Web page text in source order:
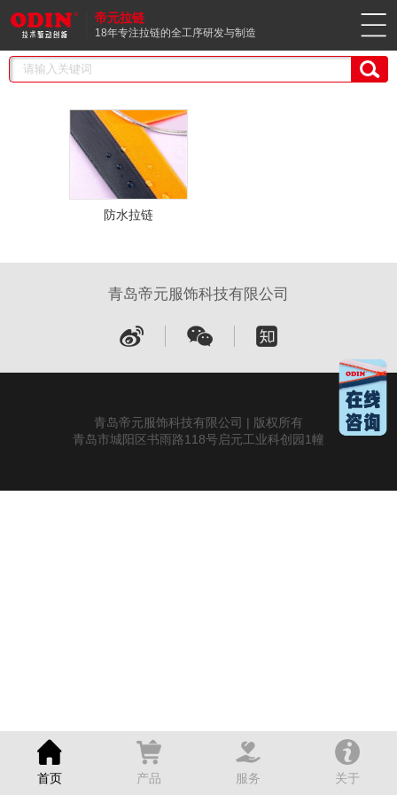
帝元拉链
18年专注拉链的全工序研发与制造
防水拉链
青岛帝元服饰科技有限公司
青岛帝元服饰科技有限公司 | 版权所有
青岛市城阳区书雨路118号启元工业科创园1幢
首页 产品 服务 关于